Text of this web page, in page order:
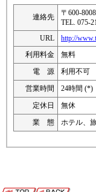
連絡先
〒600-
TEL. 075-
URL
http://
利用料金
無料
電 源
利用不可
営業時間
24時間 (*)
定休日
無休
業 態
ホテル、